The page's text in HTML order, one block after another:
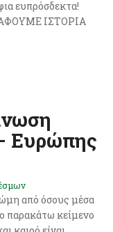
ευπρόσδεκτα!
ΙΣΤΟΡΙΑ
Ευρώπης
από όσους μέσα
παρακάτω κείμενο